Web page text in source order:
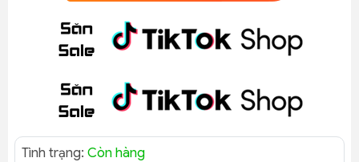
Tình trạng: Còn hàng